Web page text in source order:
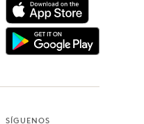
SÍGUENOS